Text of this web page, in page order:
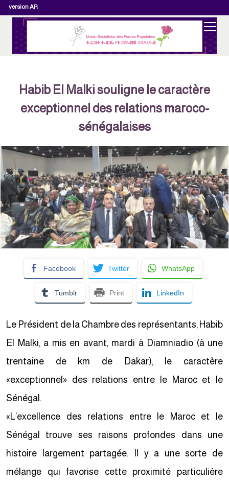
version AR
Habib El Malki souligne le caractère
exceptionnel des relations maroco-
sénégalaises
Facebook Twitter WhatsApp
Tumblr Print LinkedIn
Le Président de la Chambre des représentants, Habib
El Malki, a mis en avant, mardi à Diamniadio (à une
trentaine de km de Dakar), le caractère
«exceptionnel» des relations entre le Maroc et le
Sénégal.
«L’excellence des relations entre le Maroc et le
Sénégal trouve ses raisons profondes dans une
histoire largement partagée. Il y a une sorte de
mélange qui favorise cette proximité particulière